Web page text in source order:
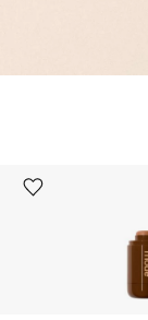
Ürünü istek listesine ekle veya listeden çıkar